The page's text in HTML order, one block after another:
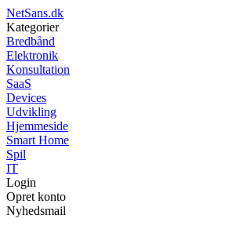
NetSans.dk
Kategorier
Bredbånd
Elektronik
Konsultation
SaaS
Devices
Udvikling
Hjemmeside
Smart Home
Spil
IT
Login
Opret konto
Nyhedsmail